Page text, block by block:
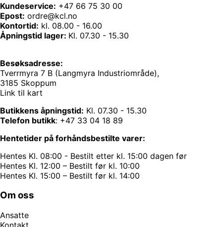
Kundeservice: +47 66 75 30 00
Epost: ordre@kcl.no
Kontortid: kl. 08.00 - 16.00
Åpningstid lager: Kl. 07.30 - 15.30
Besøksadresse:
Tverrmyra 7 B (Langmyra Industriområde),
3185 Skoppum
Link til kart
Butikkens åpningstid: Kl. 07.30 - 15.30
Telefon butikk: +47 33 04 18 89
Hentetider på forhåndsbestilte varer:
Hentes Kl. 08:00 - Bestilt etter kl. 15:00 dagen før
Hentes Kl. 12:00 – Bestilt før kl. 10:00
Hentes Kl. 15:00 – Bestilt før kl. 14:00
Om oss
Ansatte